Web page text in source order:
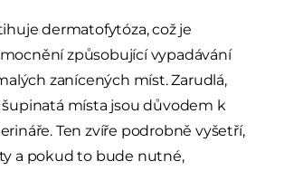
dermatofytóza, což je
způsobující vypadávání
zanícených míst. Zarudlá,
místa jsou důvodem k
Ten zvíře podrobně vyšetří,
a pokud to bude nutné,